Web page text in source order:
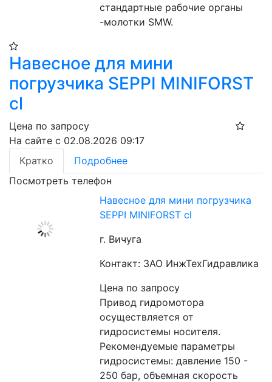
стандартные рабочие органы
-молотки SMW.
Навесное для мини
погрузчика SEPPI MINIFORST
cl
Цена по запросу
На сайте с 02.08.2026 09:17
Кратко
Подробнее
Посмотреть телефон
Навесное для мини погрузчика
SEPPI MINIFORST cl
г. Вичуга
Контакт: ЗАО ИнжТехГидравлика
Цена по запросу
Привод гидромотора
осуществляется от
гидросистемы носителя.
Рекомендуемые параметры
гидросистемы: давление 150 -
250 бар, объемная скорость